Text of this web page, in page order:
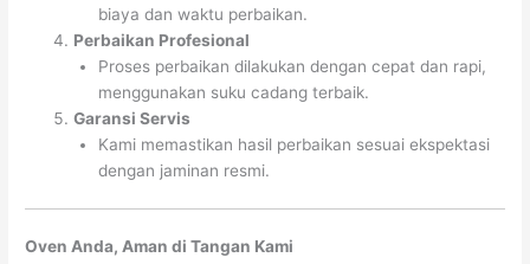
biaya dan waktu perbaikan.
Perbaikan Profesional
Proses perbaikan dilakukan dengan cepat dan rapi,
menggunakan suku cadang terbaik.
Garansi Servis
Kami memastikan hasil perbaikan sesuai ekspektasi
dengan jaminan resmi.
Oven Anda, Aman di Tangan Kami